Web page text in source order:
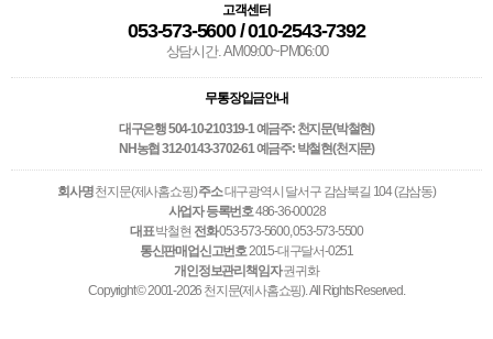
고객센터
053-573-5600 / 010-2543-7392
상담시간. AM09:00~PM06:00
무통장입금안내
대구은행 504-10-210319-1 예금주: 천지문(박철현)
NH농협 312-0143-3702-61 예금주: 박철현(천지문)
회사명천지문(제사홈쇼핑)주소대구광역시 달서구 감삼북길 104 (감삼동)
사업자 등록번호486-36-00028
대표박철현 전화053-573-5600, 053-573-5500
통신판매업신고번호2015-대구달서-0251
개인정보관리책임자권귀화
Copyright © 2001-2026 천지문(제사홈쇼핑). All Rights Reserved.